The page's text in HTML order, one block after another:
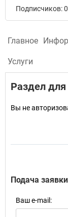
Подписчиков:
Главное
Услуги
Раздел для
Вы не
Подача
Ваш e-mail: